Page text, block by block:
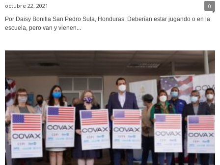
octubre 22, 2021 0
Por Daisy Bonilla San Pedro Sula, Honduras. Deberían estar jugando o en la
escuela, pero van y vienen...